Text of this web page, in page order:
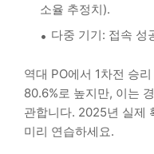
소율 추정치).
다중 기기: 접속 성
역대 PO에서 1차전 승
80.6%로 높지만, 이는
관합니다. 2025년 실제
미리 연습하세요.